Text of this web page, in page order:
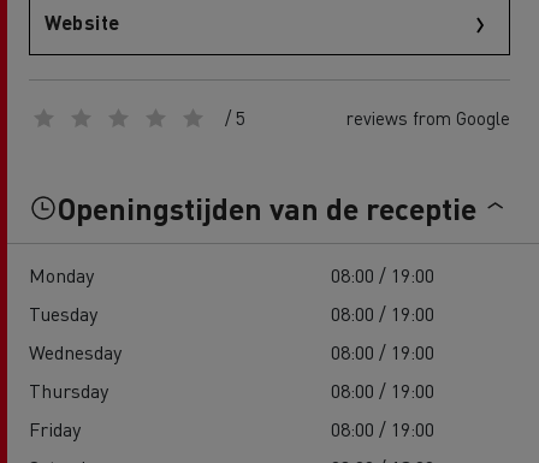
Website
/ 5 reviews from Google
Openingstijden van de receptie
Monday
08:00 / 19:00
Tuesday
08:00 / 19:00
Wednesday
08:00 / 19:00
Thursday
08:00 / 19:00
Friday
08:00 / 19:00